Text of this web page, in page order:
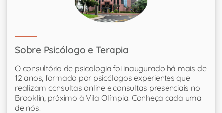
Sobre Psicólogo e Terapia
O consultório de psicologia foi inaugurado há mais de
12 anos, formado por psicólogos experientes que
realizam consultas online e consultas presenciais no
Brooklin, próximo à Vila Olímpia. Conheça cada uma
de nós!